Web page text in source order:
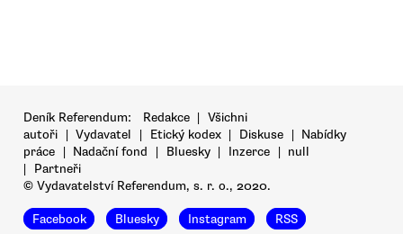
Deník Referendum: Redakce | Všichni
autoři | Vydavatel | Etický kodex | Diskuse | Nabídky
práce | Nadační fond | Bluesky | Inzerce | null
|
Partneři
© Vydavatelství Referendum, s. r. o., 2020.
Facebook Bluesky Instagram RSS